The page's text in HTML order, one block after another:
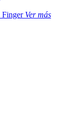
Finger Ver más